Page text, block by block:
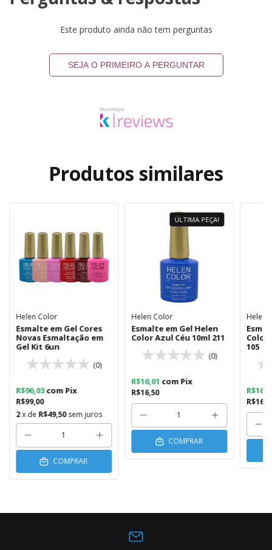
Este produto ainda não tem perguntas
SEJA O PRIMEIRO A PERGUNTAR
Produtos similares
Helen Color
Esmalte em Gel Cores
Novas Esmaltação em
Gel Kit 6un
(0)
R$99,00
R$96,03com Pix
2x de R$49,50 sem juros
COMPRAR
ÚLTIMA PEÇA!
Helen Color
Esmalte em Gel Helen
Color Azul Céu 10ml 211
(0)
R$16,50
R$16,01 com Pix
COMPRAR
Helen
Color
105